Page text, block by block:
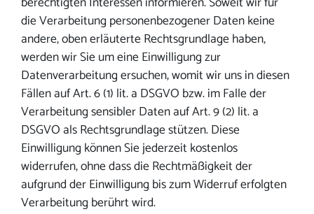
die Verarbeitung personenbezogener Daten keine
andere, oben erläuterte Rechtsgrundlage haben,
werden wir Sie um eine Einwilligung zur
Datenverarbeitung ersuchen, womit wir uns in diesen
Fällen auf Art. 6 (1) lit. a DSGVO bzw. im Falle der
Verarbeitung sensibler Daten auf Art. 9 (2) lit. a
DSGVO als Rechtsgrundlage stützen. Diese
Einwilligung können Sie jederzeit kostenlos
widerrufen, ohne dass die Rechtmäßigkeit der
aufgrund der Einwilligung bis zum Widerruf erfolgten
Verarbeitung berührt wird.